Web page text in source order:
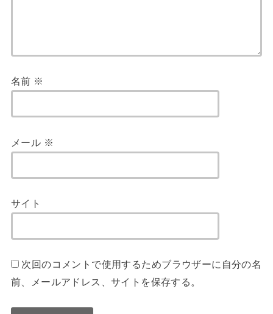
名前 ※
メール ※
サイト
次回のコメントで使用するためブラウザーに自分の名
前、メールアドレス、サイトを保存する。